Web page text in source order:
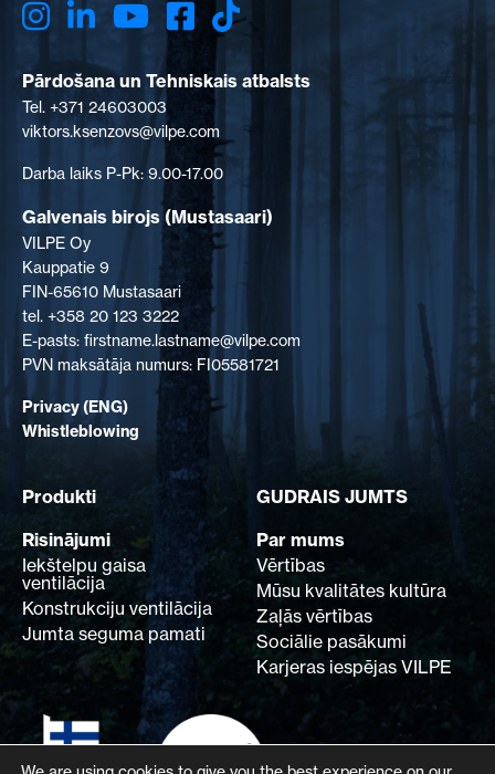
Pārdošana un Tehniskais atbalsts
Tel. +371 24603003
viktors.ksenzovs@vilpe.com
Darba laiks P-Pk: 9.00-17.00
Galvenais birojs (Mustasaari)
VILPE Oy
Kauppatie 9
FIN-65610 Mustasaari
tel. +358 20 123 3222
E-pasts: firstname.lastname@vilpe.com
PVN maksātāja numurs: FI05581721
Privacy (ENG)
Whistleblowing
Produkti
GUDRAIS JUMTS
Risinājumi
Iekštelpu gaisa
ventilācija
Konstrukciju ventilācija
Jumta seguma pamati
Par mums
Vērtības
Mūsu kvalitātes kultūra
Zaļās vērtības
Sociālie pasākumi
Karjeras iespējas VILPE